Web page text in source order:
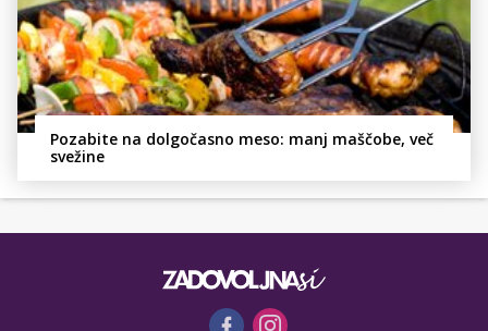
Pozabite na dolgočasno meso: manj maščobe, več
svežine